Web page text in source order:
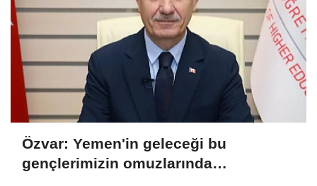
Özvar: Yemen'in geleceği bu
gençlerimizin omuzlarında